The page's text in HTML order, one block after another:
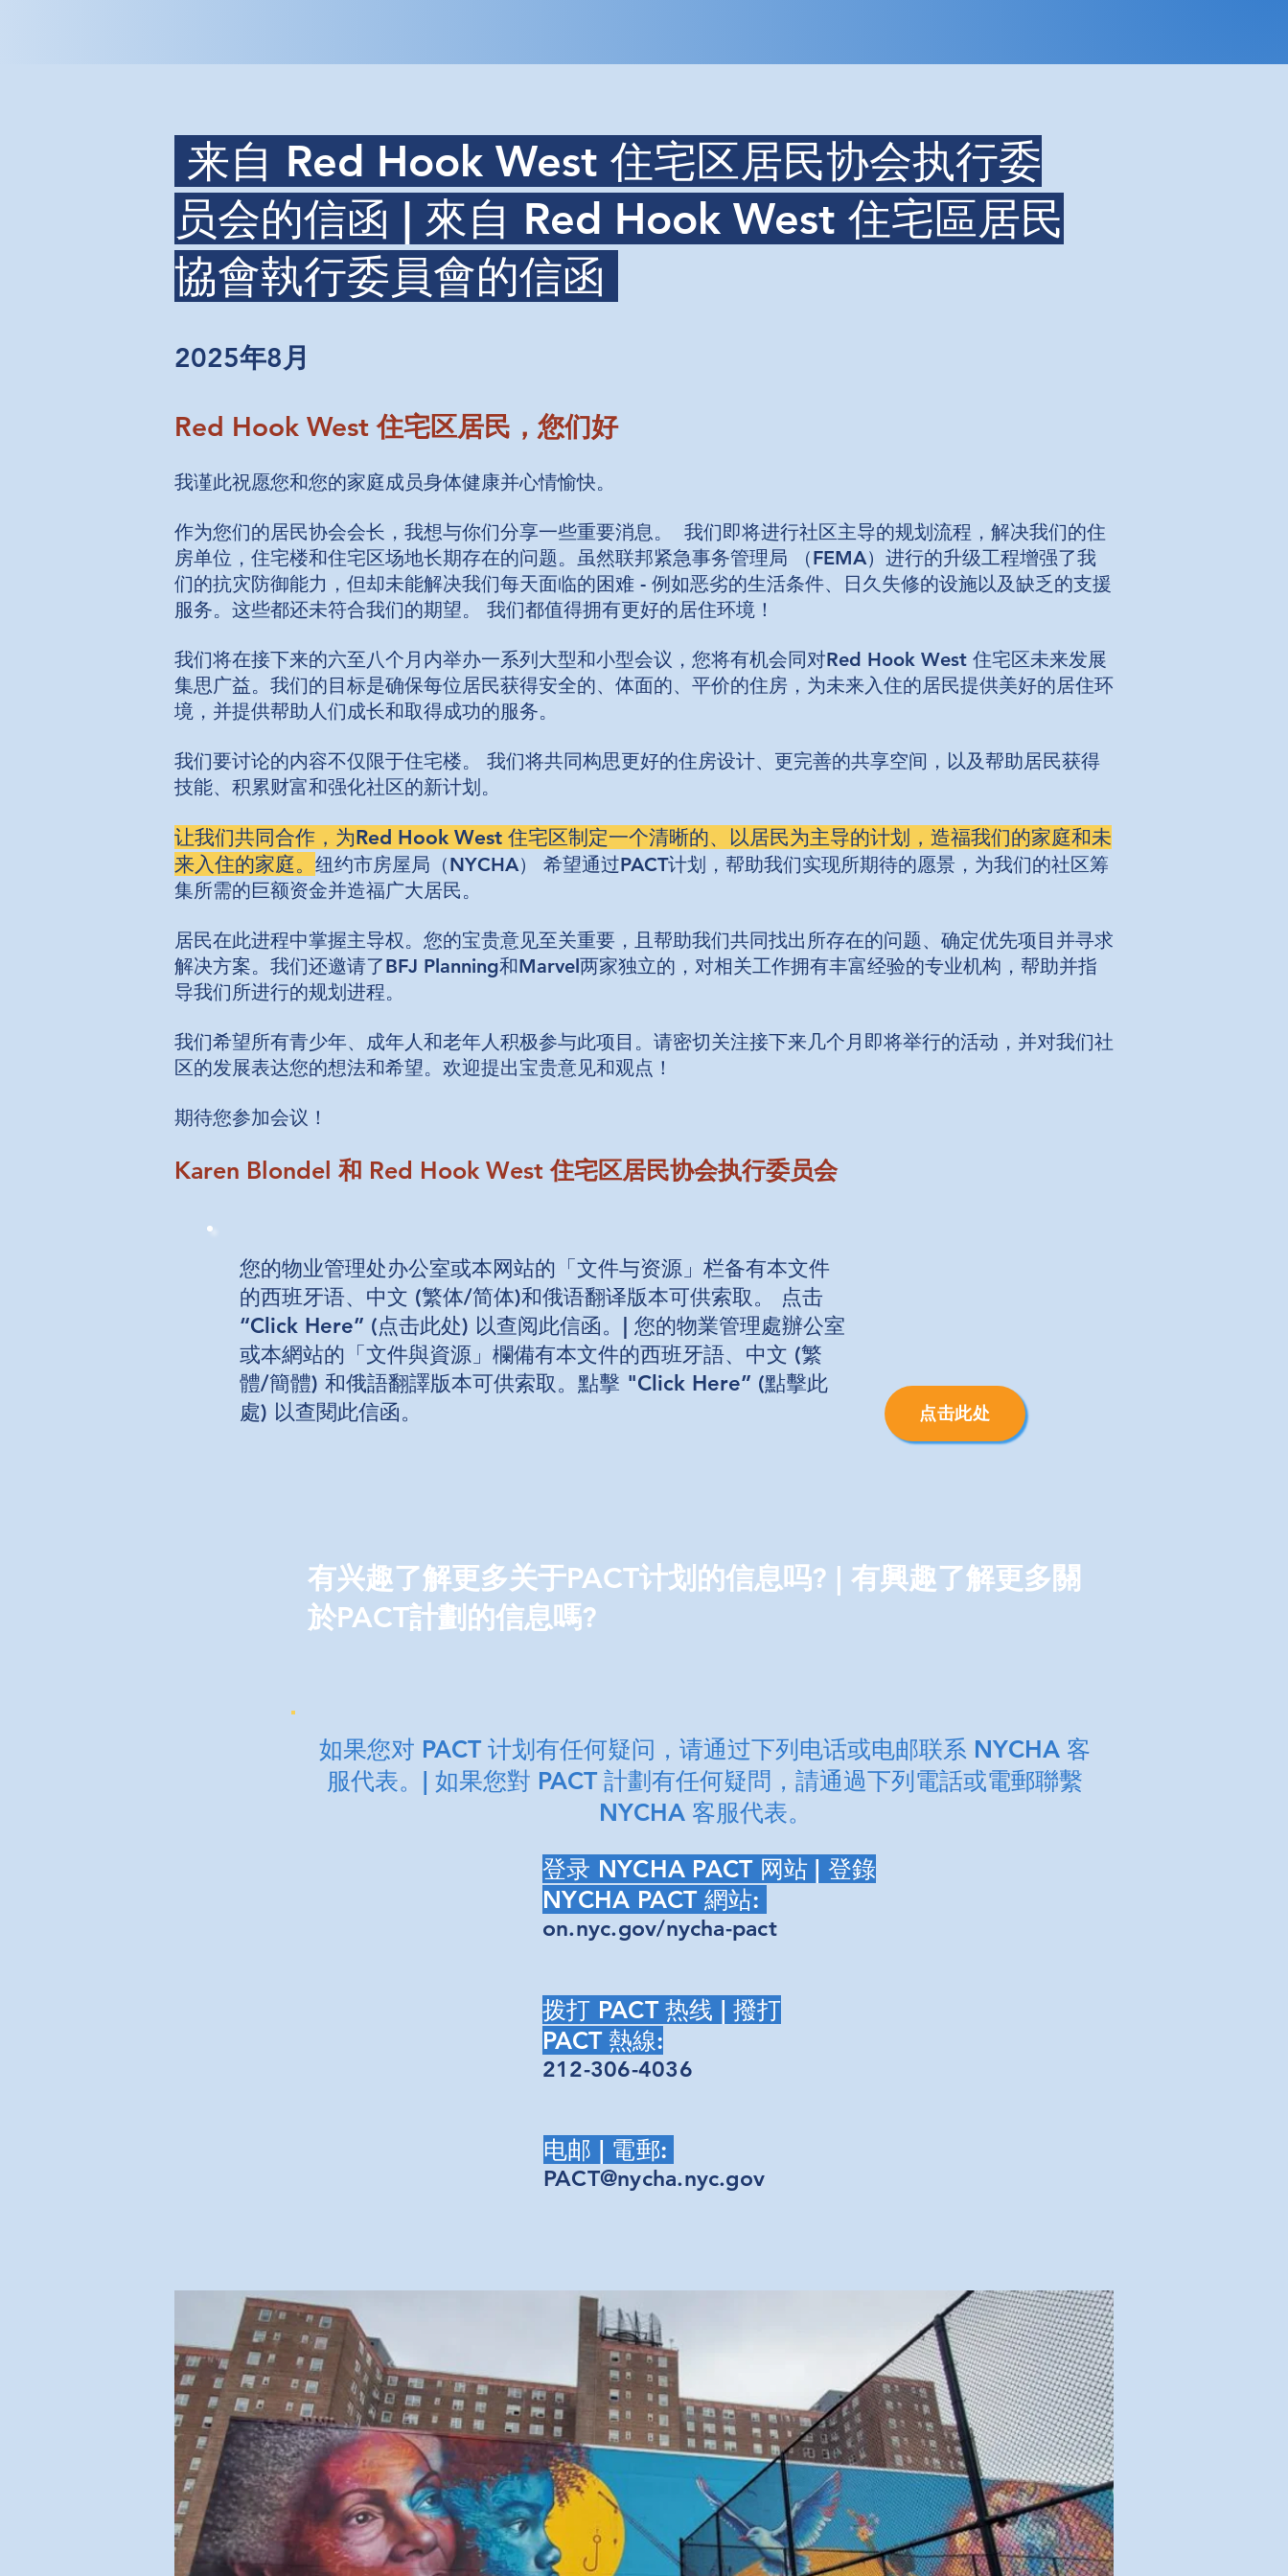
来自 Red Hook West 住宅区居民协会执行委
员会的信函 | 來自 Red Hook West 住宅區居民
協會執行委員會的信函
2025年8月
Red Hook West 住宅区居民，您们好
我谨此祝愿您和您的家庭成员身体健康并心情愉快。
作为您们的居民协会会长，我想与你们分享一些重要消息。 我们即将进行社区主导的规划流程，解决我们的住
房单位，住宅楼和住宅区场地长期存在的问题。虽然联邦紧急事务管理局 （FEMA）进行的升级工程增强了我
们的抗灾防御能力，但却未能解决我们每天面临的困难 - 例如恶劣的生活条件、日久失修的设施以及缺乏的支援
服务。这些都还未符合我们的期望。 我们都值得拥有更好的居住环境！
我们将在接下来的六至八个月内举办一系列大型和小型会议，您将有机会同对Red Hook West 住宅区未来发展
集思广益。我们的目标是确保每位居民获得安全的、体面的、平价的住房，为未来入住的居民提供美好的居住环
境，并提供帮助人们成长和取得成功的服务。
我们要讨论的内容不仅限于住宅楼。 我们将共同构思更好的住房设计、更完善的共享空间，以及帮助居民获得
技能、积累财富和强化社区的新计划。
让我们共同合作，为Red Hook West 住宅区制定一个清晰的、以居民为主导的计划，造福我们的家庭和未
来入住的家庭。 纽约市房屋局（NYCHA） 希望通过PACT计划，帮助我们实现所期待的愿景，为我们的社区筹
集所需的巨额资金并造福广大居民。
居民在此进程中掌握主导权。您的宝贵意见至关重要，且帮助我们共同找出所存在的问题、确定优先项目并寻求
解决方案。 我们还邀请了BFJ Planning和Marvel两家独立的，对相关工作拥有丰富经验的专业机构，帮助并指
导我们所进行的规划进程。
我们希望所有青少年、成年人和老年人积极参与此项目。请密切关注接下来几个月即将举行的活动，并对我们社
区的发展表达您的想法和希望。欢迎提出宝贵意见和观点！
期待您参加会议！
Karen Blondel 和 Red Hook West 住宅区居民协会执行委员会
您的物业管理处办公室或本网站的「文件与资源」栏备有本文件
的西班牙语、中文 (繁体/简体)和俄语翻译版本可供索取。 点击
“Click Here” (点击此处) 以查阅此信函。| 您的物業管理處辦公室
或本網站的「文件與資源」欄備有本文件的西班牙語、中文 (繁
體/簡體) 和俄語翻譯版本可供索取。點擊 "Click Here” (點擊此
處) 以查閱此信函。
点击此处
有兴趣了解更多关于PACT计划的信息吗? | 有興趣了解更多關
於PACT計劃的信息嗎?
如果您对 PACT 计划有任何疑问，请通过下列电话或电邮联系 NYCHA 客
服代表。| 如果您對 PACT 計劃有任何疑問，請通過下列電話或電郵聯繫
NYCHA 客服代表。
登录 NYCHA PACT 网站 | 登錄
NYCHA PACT 網站:
on.nyc.gov/nycha-pact
拨打 PACT 热线 |撥打
PACT 熱線:
212-306-4036
电邮 | 電郵:
PACT@nycha.nyc.gov